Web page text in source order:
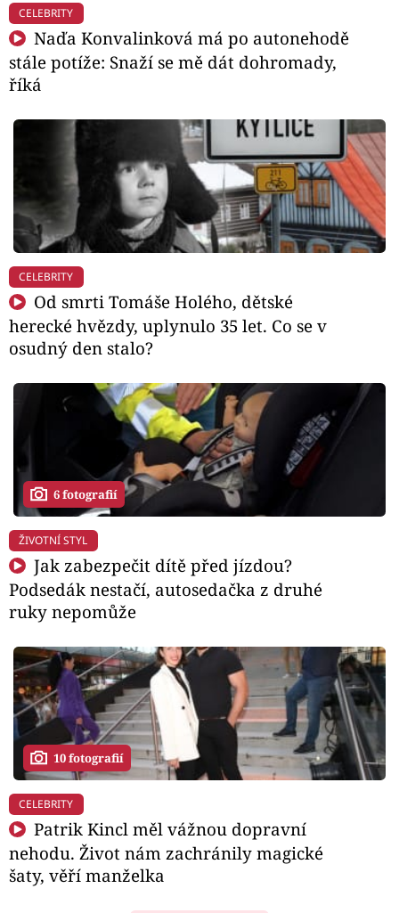
CELEBRITY
Naďa Konvalinková má po autonehodě
stále potíže: Snaží se mě dát dohromady,
říká
CELEBRITY
Od smrti Tomáše Holého, dětské
herecké hvězdy, uplynulo 35 let. Co se v
osudný den stalo?
6 fotografií
ŽIVOTNÍ STYL
Jak zabezpečit dítě před jízdou?
Podsedák nestačí, autosedačka z druhé
ruky nepomůže
10 fotografií
CELEBRITY
Patrik Kincl měl vážnou dopravní
nehodu. Život nám zachránily magické
šaty, věří manželka